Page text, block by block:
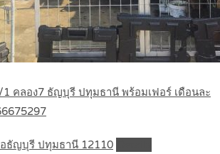
1 คลอง7 ธัญบุรี ปทุมธานี พร้อมเฟอร์ เดือนละ
ธัญบุรี ปทุมธานี 12110